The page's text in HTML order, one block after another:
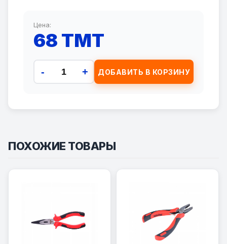
Цена:
68 TMT
- + ДОБАВИТЬ В КОРЗИНУ
ПОХОЖИЕ ТОВАРЫ